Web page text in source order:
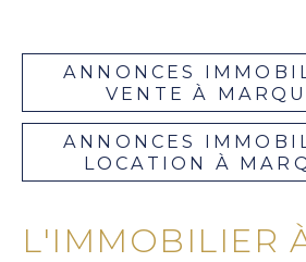
ANNONCES
VENTE À
ANNONCES
LOCATION À
L'IMMOBILIER